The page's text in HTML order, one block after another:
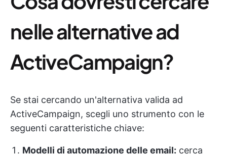
nelle alternative ad
ActiveCampaign?
Se stai cercando un'alternativa valida ad
ActiveCampaign, scegli uno strumento con le
seguenti caratteristiche chiave:
Modelli di automazione delle email: cerca